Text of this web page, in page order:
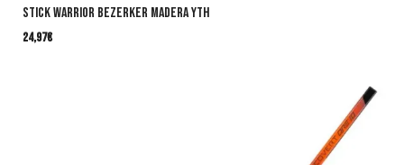
Stick Warrior Bezerker Madera YTH
24,97€